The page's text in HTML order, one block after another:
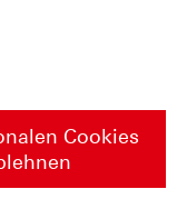
Cookies